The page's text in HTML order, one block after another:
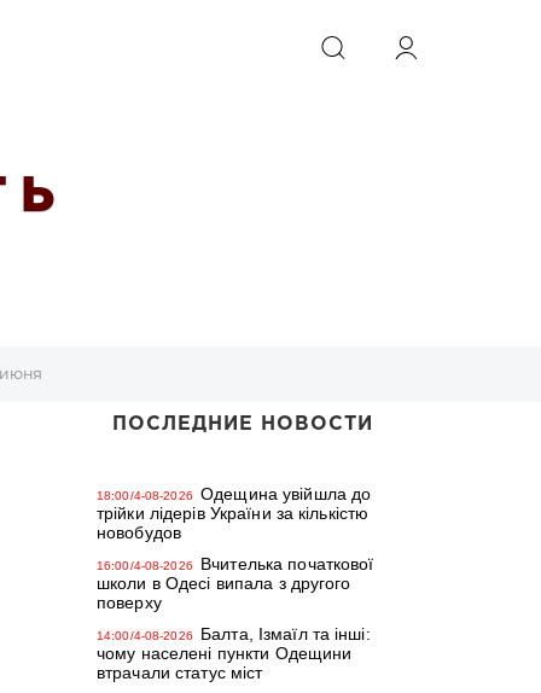
ИСКАТЬ
Ь
ПОСЛЕДНИЕ НОВОСТИ
18:00/4-08-2026
Одещина увійшла до
трійки лідерів України за кількістю
новобудов
16:00/4-08-2026
Вчителька початкової
школи в Одесі випала з другого
поверху
14:00/4-08-2026
Балта, Ізмаїл та інші:
чому населені пункти Одещини
втрачали статус міст